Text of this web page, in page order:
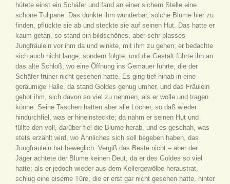
hütete einst ein Schäfer und fand an einer sichern Stelle eine
schöne Tulipane. Das dünkte ihm wunderbar, solche Blume hier zu
finden, pflückte sie ab und steckte sie auf seinen Hut. Das hatte er
kaum getan, so stand ein bildschönes, aber sehr blasses
Jungfräulein vor ihm da und winkte, mit ihm zu gehen; er bedachte
sich auch nicht lange, sondern folgte, und die Gestalt führte ihn an
das alte Schloß, wo eine Öffnung ins Gemäuer führte, die der
Schäfer früher nicht gesehen hatte. Es ging tief hinab in eine
geräumige Halle, da stand Goldes genug umher, und das Fräulein
gebot ihm, sich davon so viel zu nehmen, als er wolle und tragen
könne. Seine Taschen hatten aber alle Löcher, so daß wieder
hindurchfiel, was er hineinsteckte; da nahm er seinen Hut und
füllte den voll, darüber fiel die Blume herab, und es geschah, was
stets erzählt wird, wo Ähnliches sich soll begeben haben, das
Jungfräulein bat beweglich: Vergiß das Beste nicht – aber der
Jäger achtete der Blume keinen Deut, da er des Goldes so viel
hatte; als er jedoch wieder aus dem Kellergewölbe heraustrat,
schlug eine eiserne Türe, die er erst gar nicht gesehen hatte, hinter